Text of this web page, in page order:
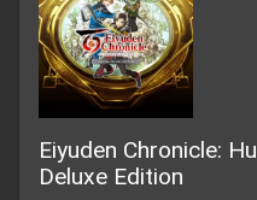
Eiyuden Chronicle:
Deluxe Edition